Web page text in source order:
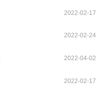
2022-02-17
2022-02-24
2022-04-02
2022-02-17